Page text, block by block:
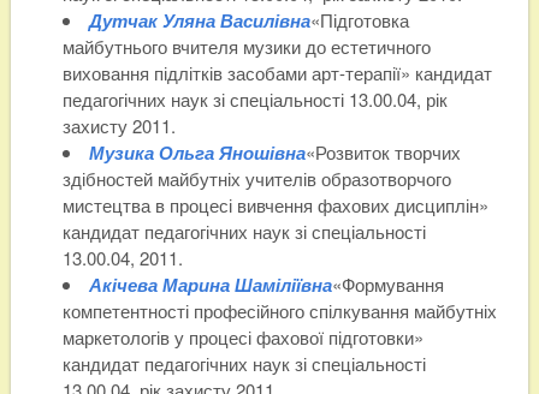
Дутчак Уляна Василівна«Підготовка
майбутнього вчителя музики до естетичного
виховання підлітків засобами арт-терапії» кандидат
педагогічних наук зі спеціальності 13.00.04, рік
захисту 2011.
Музика Ольга Яношівна«Розвиток творчих
здібностей майбутніх учителів образотворчого
мистецтва в процесі вивчення фахових дисциплін»
кандидат педагогічних наук зі спеціальності
13.00.04, 2011.
Акічева Марина Шаміліївна«Формування
компетентності професійного спілкування майбутніх
маркетологів у процесі фахової підготовки»
кандидат педагогічних наук зі спеціальності